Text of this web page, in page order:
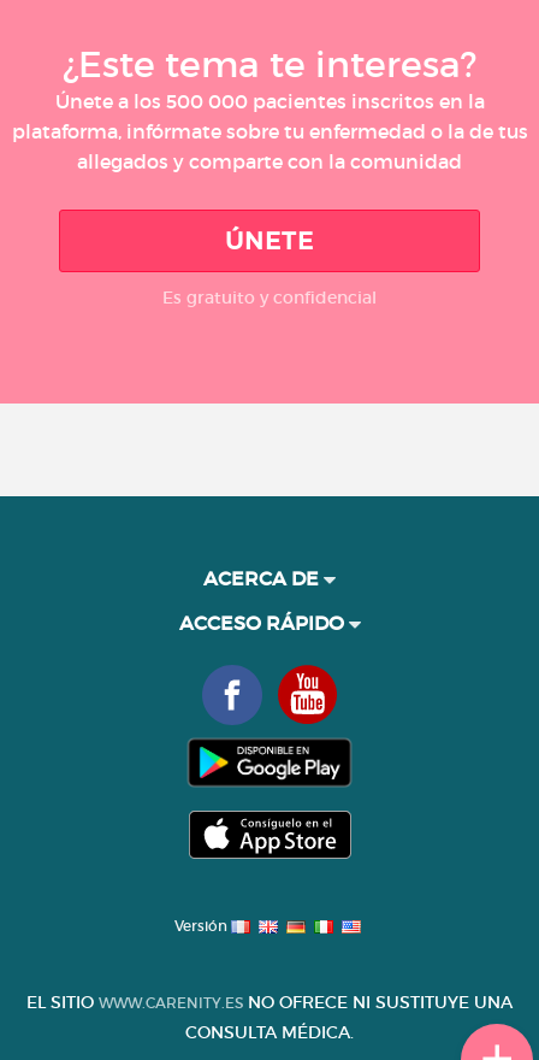
¿Este tema te interesa?
Únete a los 500 000 pacientes inscritos en la
plataforma, infórmate sobre tu enfermedad o la de tus
allegados y comparte con la comunidad
ÚNETE
Es gratuito y confidencial
ACERCA DE
ACCESO RÁPIDO
Versión
EL SITIO WWW.CARENITY.ES NO OFRECE NI SUSTITUYE UNA
CONSULTA MÉDICA.